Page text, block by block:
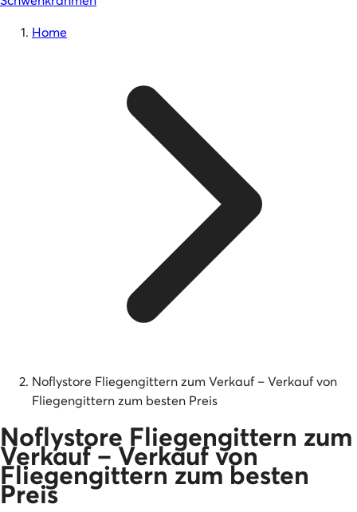
Home
Noflystore Fliegengittern zum Verkauf – Verkauf von
Fliegengittern zum besten Preis
Noflystore Fliegengittern zum
Verkauf – Verkauf von
Fliegengittern zum besten
Preis